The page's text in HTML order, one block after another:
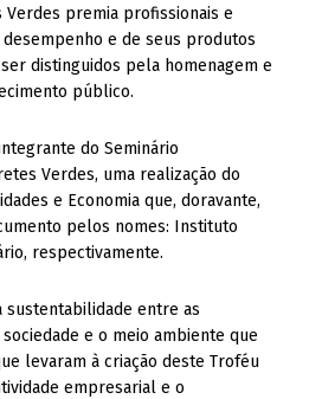
Verdes premia profissionais e
e de seus produtos
distinguidos pela homenagem e
público.
do Seminário
Verdes, uma realização do
e Economia que, doravante,
pelos nomes: Instituto
respectivamente.
sustentabilidade entre as
e o meio ambiente que
levaram à criação deste Troféu
empresarial e o